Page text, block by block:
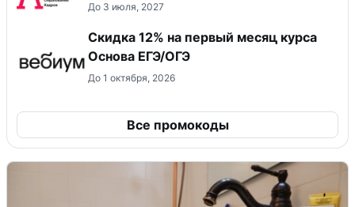
До 3 июля, 2027
Скидка 12% на первый месяц курса
Основа ЕГЭ/ОГЭ
До 1 октября, 2026
Все промокоды